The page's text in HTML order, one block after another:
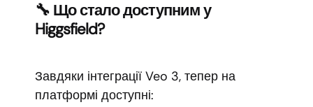
🔧 Що стало доступним у
Higgsfield?
Завдяки інтеграції Veo 3, тепер на
платформі доступні: